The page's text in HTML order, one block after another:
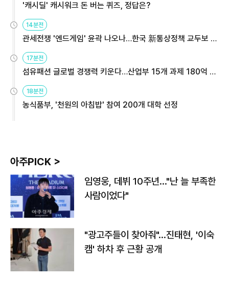
'캐시딜' 캐시워크 돈 버는 퀴즈, 정답은?
14분전
관세전쟁 '엔드게임' 윤곽 나오나…한국 新통상정책 교두보 활
용해야
17분전
섬유패션 글로벌 경쟁력 키운다…산업부 15개 과제 180억 지
원
18분전
농식품부, '천원의 아침밥' 참여 200개 대학 선정
아주PICK >
임영웅, 데뷔 10주년…"난 늘 부족한
사람이었다"
"광고주들이 찾아줘"…진태현, '이숙
캠' 하차 후 근황 공개